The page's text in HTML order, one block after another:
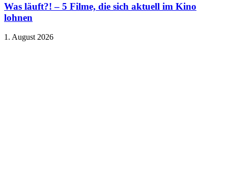
Was läuft?! – 5 Filme, die sich aktuell im Kino
lohnen
1. August 2026